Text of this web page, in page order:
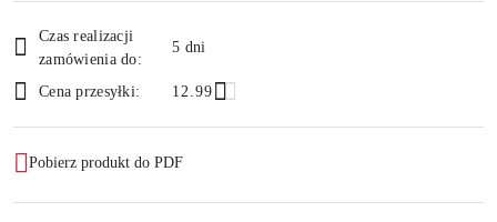
i
dostawa
Czas realizacji
zamówienia do:
5 dni
Cena przesyłki: 12.99
Pobierz produkt do PDF